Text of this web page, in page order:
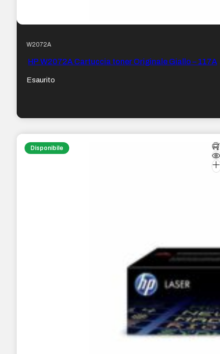
W2072A
HP W2072A Cartuccia toner Originale Giallo – 117A
Esaurito
Disponibile